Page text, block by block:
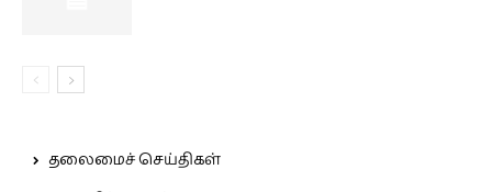
தலைமைச் செய்திகள்